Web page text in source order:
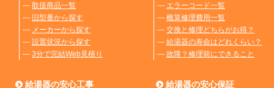
― 取扱商品一覧
― 旧型番から探す
― メーカーから探す
― 設置状況から探す
― 3分で完結Web見積り
― エラーコード一覧
― 概算修理費用一覧
― 交換と修理どちらがお得？
― 給湯器の寿命はどれくらい？
― 故障？修理前にできること
給湯器の安心工事 給湯器の安心保証